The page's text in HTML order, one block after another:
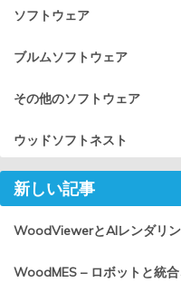
ソフトウェア
ブルムソフトウェア
その他のソフトウェア
ウッドソフトネスト
新しい記事
WoodViewerとAIレンダリ
WoodMES – ロボットと統